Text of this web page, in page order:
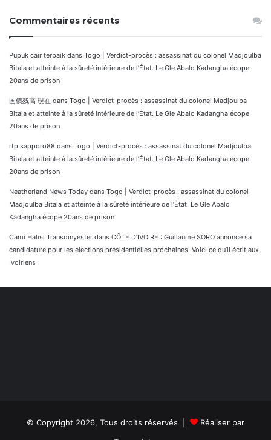
Commentaires récents
Pupuk cair terbaik dans Togo | Verdict-procès : assassinat du colonel Madjoulba
Bitala et atteinte à la sûreté intérieure de l’État. Le Gle Abalo Kadangha écope
20ans de prison
国債残高 現在 dans Togo | Verdict-procès : assassinat du colonel Madjoulba
Bitala et atteinte à la sûreté intérieure de l’État. Le Gle Abalo Kadangha écope
20ans de prison
rtp sapporo88 dans Togo | Verdict-procès : assassinat du colonel Madjoulba
Bitala et atteinte à la sûreté intérieure de l’État. Le Gle Abalo Kadangha écope
20ans de prison
Neatherland News Today dans Togo | Verdict-procès : assassinat du colonel
Madjoulba Bitala et atteinte à la sûreté intérieure de l’État. Le Gle Abalo
Kadangha écope 20ans de prison
Cami Halısı Transdinyester dans CÔTE D’IVOIRE : Guillaume SORO annonce sa
candidature pour les élections présidentielles prochaines. Voici ce qu’il écrit aux
Ivoiriens
© Copyright 2026, Tous droits réservés |
Réaliser par